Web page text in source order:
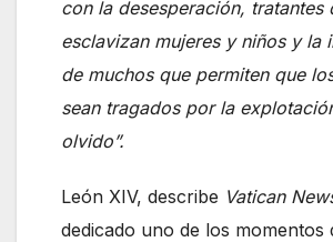
con la desesperación, tratantes
esclavizan mujeres y niños y la
de muchos que permiten que
sean tragados por la
olvido”.
León XIV, describe Vatican
dedicado uno de los momentos